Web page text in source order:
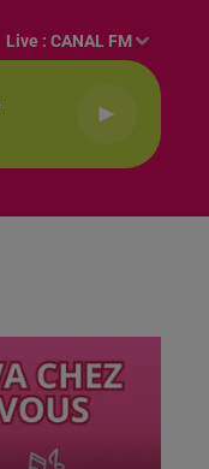
Live :CANAL FM